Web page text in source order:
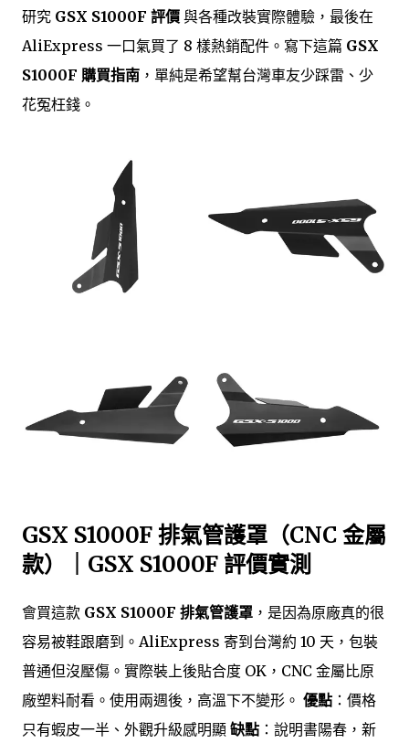
研究 GSX S1000F 評價 與各種改裝實際體驗，最後在
AliExpress 一口氣買了 8 樣熱銷配件。寫下這篇 GSX
S1000F 購買指南 ，單純是希望幫台灣車友少踩雷、少
花冤枉錢。
GSX S1000F 排氣管護罩（CNC 金屬
款）｜GSX S1000F 評價實測
會買這款 GSX S1000F 排氣管護罩 ，是因為原廠真的很
容易被鞋跟磨到。AliExpress 寄到台灣約 10 天，包裝
普通但沒壓傷。實際裝上後貼合度 OK，CNC 金屬比原
廠塑料耐看。使用兩週後，高溫下不變形。 優點 ：價格
只有蝦皮一半、外觀升級感明顯 缺點 ：說明書陽春，新